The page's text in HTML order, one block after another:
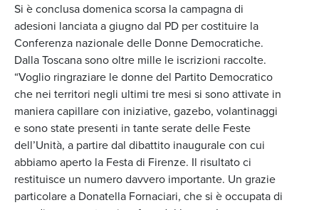
Si è conclusa domenica scorsa la campagna di
adesioni lanciata a giugno dal PD per costituire la
Conferenza nazionale delle Donne Democratiche.
Dalla Toscana sono oltre mille le iscrizioni raccolte.
“Voglio ringraziare le donne del Partito Democratico
che nei territori negli ultimi tre mesi si sono attivate in
maniera capillare con iniziative, gazebo, volantinaggi
e sono state presenti in tante serate delle Feste
dell’Unità, a partire dal dibattito inaugurale con cui
abbiamo aperto la Festa di Firenze. Il risultato ci
restituisce un numero davvero importante. Un grazie
particolare a Donatella Fornaciari, che si è occupata di